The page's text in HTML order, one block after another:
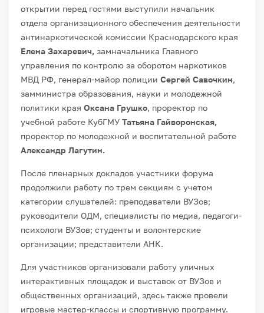
открытии перед гостями выступили начальник
отдела организационного обеспечения деятельности
антинаркотической комиссии Краснодарского края
Елена Захаревич, замначальника Главного
управления по контролю за оборотом наркотиков
МВД РФ, генерал-майор полиции Сергей Савочкин,
замминистра образования, науки и молодежной
политики края Оксана Грушко, проректор по
учебной работе КубГМУ Татьяна Гайворонская,
проректор по молодежной и воспитательной работе
Александр Лагутин.
После пленарных докладов участники форума
продолжили работу по трем секциям с учетом
категории слушателей: преподаватели ВУЗов;
руководители ОДМ, специалисты по медиа, педагоги-
психологи ВУЗов; студенты и волонтерские
организации; представители АНК.
Для участников организовали работу уличных
интерактивных площадок и выставок от ВУЗов и
общественных организаций, здесь также провели
игровые мастер-классы и спортивную программу.